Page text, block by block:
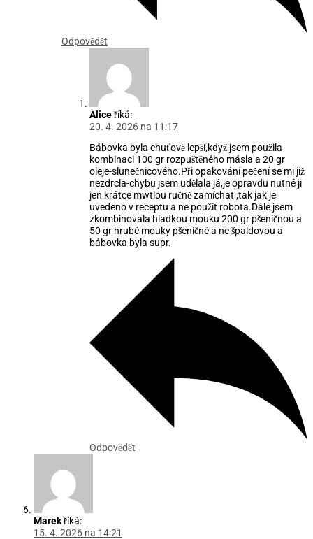
Odpovědět
Aliceříká:
20. 4. 2026 na 11:17
Bábovka byla chuťově lepší,když jsem použila
kombinaci 100 gr rozpuštěného másla a 20 gr
oleje-slunečnicového.Při opakování pečení se mi již
nezdrcla-chybu jsem udělala já,je opravdu nutné ji
jen krátce mwtlou ručně zamíchat ,tak jak je
uvedeno v receptu a ne použít robota.Dále jsem
zkombinovala hladkou mouku 200 gr pšeničnou a
50 gr hrubé mouky pšeničné a ne špaldovou a
bábovka byla supr.
Odpovědět
Marekříká:
15. 4. 2026 na 14:21